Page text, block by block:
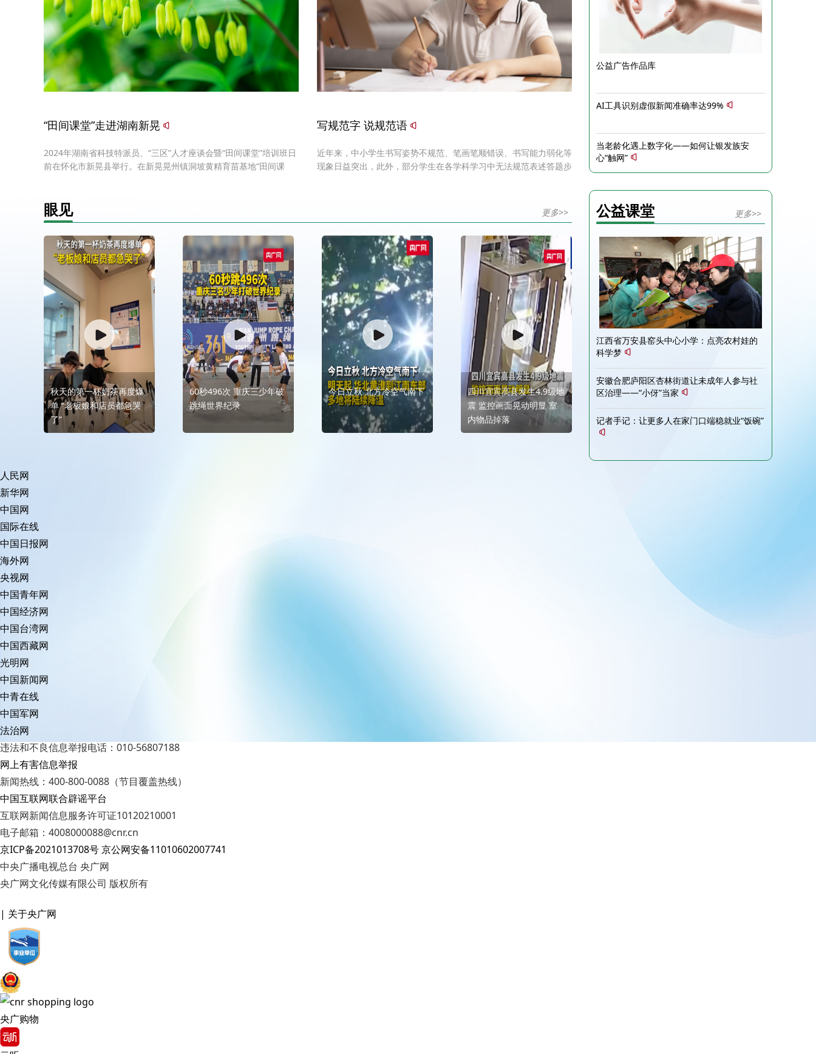
“田间课堂”走进湖南新晃
2024年湖南省科技特派员、“三区”人才座谈会暨“田间课堂”培训班日
前在怀化市新晃县举行。在新晃晃州镇洞坡黄精育苗基地“田间课
展，还开发“黄精贷”“黄精保”等特色金融产品支持产业发展。截至目
前，新晃已具备年加工黄精鲜货3.5万吨、生产黄精干货6000吨的产
能，其中新晃干货占全国黄精干货60%以上份额，产值逾20亿元，
带动1万余人就业。
写规范字 说规范语
近年来，中小学生书写姿势不规范、笔画笔顺错误、书写能力弱化等
现象日益突出，此外，部分学生在各学科学习中无法规范表述答题步
在。要让学生捡起对汉字书写的热爱，学校和教师可以从以下三个方
面入手：一是营造浓厚的书写氛围。总之，无论是规范的汉字书写还
是规范准确的表述，都关系到学生学业水平与综合素质的关键能力。
公益广告作品库
AI工具识别虚假新闻准确率达99%
当老龄化遇上数字化——如何让银发族安
心“触网”
眼见 更多>>
秋天的第一杯奶茶再度爆
单 “老板娘和店员都急哭
了”
60秒496次 重庆三少年破
跳绳世界纪录
今日立秋 北方冷空气南下
四川宜宾高县发生4.9级地
震 监控画面晃动明显 室
内物品掉落
公益课堂 更多>>
江西省万安县窑头中心小学：点亮农村娃的
科学梦
安徽合肥庐阳区杏林街道让未成年人参与社
区治理——“小伢”当家
记者手记：让更多人在家门口端稳就业“饭碗”
人民网
新华网
中国网
国际在线
中国日报网
海外网
央视网
中国青年网
中国经济网
中国台湾网
中国西藏网
光明网
中国新闻网
中青在线
中国军网
法治网
违法和不良信息举报电话：010-56807188
网上有害信息举报
新闻热线：400-800-0088（节目覆盖热线）
中国互联网联合辟谣平台
互联网新闻信息服务许可证10120210001
电子邮箱：4008000088@cnr.cn
京ICP备2021013708号京公网安备11010602007741
中央广播电视总台 央广网
央广网文化传媒有限公司 版权所有
| 关于央广网
央广购物